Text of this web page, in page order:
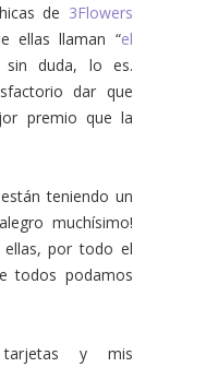
de 3Flowers
ellas llaman “el
sin duda, lo es.
dar que
premio que la
teniendo un
muchísimo!
por todo el
todos podamos
y mis